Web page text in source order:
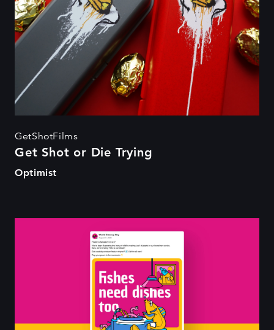
GetShotFilms
Get Shot or Die Trying
Optimist
Plastic is fantastic!